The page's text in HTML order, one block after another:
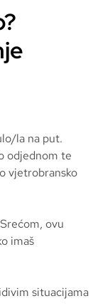
la na put.
odjednom te
vjetrobransko
ovu
imaš
situacijama